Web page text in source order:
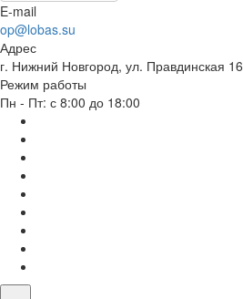
E-mail
op@lobas.su
Адрес
г. Нижний Новгород, ул. Правдинская 16
Режим работы
Пн - Пт: с 8:00 до 18:00